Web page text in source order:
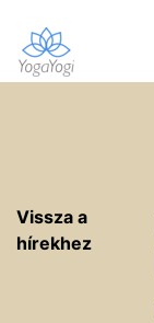
Vissza a
hírekhez